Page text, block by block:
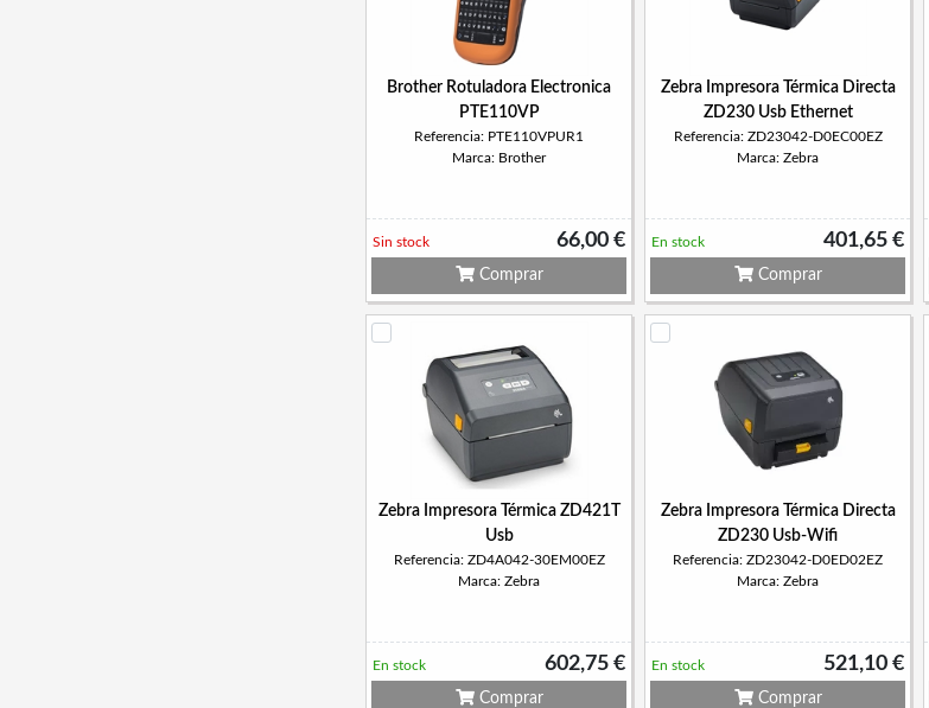
Brother Rotuladora Electronica
PTE110VP
Referencia: PTE110VPUR1
Marca: Brother
66,00 €
Sin stock
Comprar
Zebra Impresora Térmica Directa
ZD230 Usb Ethernet
Referencia: ZD23042-D0EC00EZ
Marca: Zebra
401,65 €
En stock
Comprar
Zebra Impresora Térmica ZD421T
Usb
Referencia: ZD4A042-30EM00EZ
Marca: Zebra
602,75 €
En stock
Comprar
Zebra Impresora Térmica Directa
ZD230 Usb-Wifi
Referencia: ZD23042-D0ED02EZ
Marca: Zebra
521,10 €
En stock
Comprar